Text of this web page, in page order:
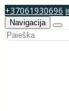
+37061930696
Navigacija